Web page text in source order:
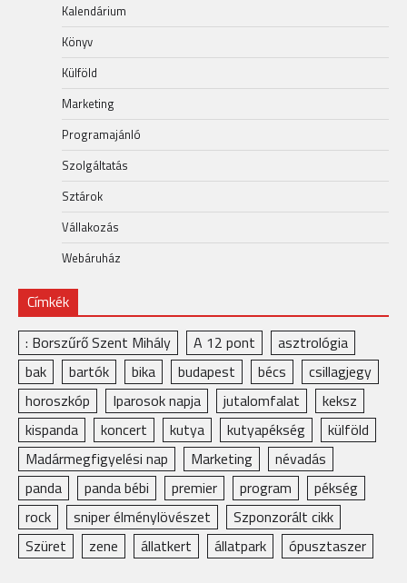
Kalendárium
Könyv
Külföld
Marketing
Programajánló
Szolgáltatás
Sztárok
Vállakozás
Webáruház
Címkék
: Borszűrő Szent Mihály
A 12 pont
asztrológia
bak
bartók bika budapest bécs
csillagjegy
horoszkóp
Iparosok napja jutalomfalat
keksz
kispanda
koncert kutya kutyapékség
külföld
Madármegfigyelési nap
Marketing
névadás
panda
panda bébi premier program
pékség
rock
sniper élménylövészet
Szponzorált cikk
Szüret
zene állatkert állatpark ópusztaszer